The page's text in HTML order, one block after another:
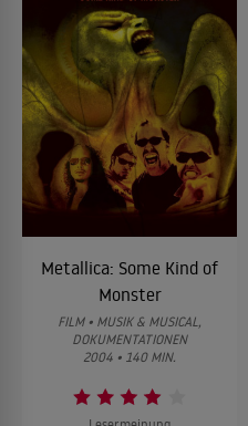
Metallica: Some Kind of
Monster
FILM • MUSIK & MUSICAL,
DOKUMENTATIONEN
2004 • 140 MIN.